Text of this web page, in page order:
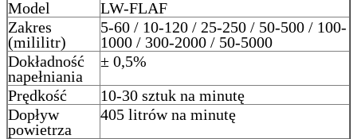
Model
LW-FLAF
Zakres
(mililitr)
5-60 / 10-120 / 25-250 / 50-500 / 100-
1000 / 300-2000 / 50-5000
Dokładność
napełniania
± 0,5%
Prędkość
10-30 sztuk na minutę
Dopływ
powietrza
405 litrów na minutę